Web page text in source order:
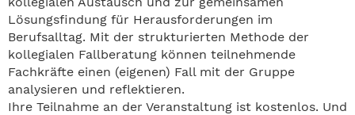
Lösungsfindung für Herausforderungen im
Berufsalltag. Mit der strukturierten Methode der
kollegialen Fallberatung können teilnehmende
Fachkräfte einen (eigenen) Fall mit der Gruppe
analysieren und reflektieren.
Ihre Teilnahme an der Veranstaltung ist kostenlos. Und